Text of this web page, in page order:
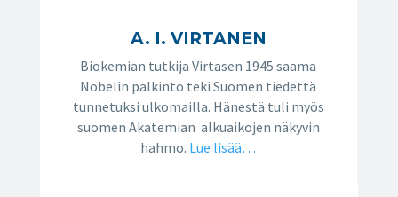
A. I. VIRTANEN
Biokemian tutkija Virtasen 1945 saama
Nobelin palkinto teki Suomen tiedettä
tunnetuksi ulkomailla. Hänestä tuli myös
suomen Akatemian alkuaikojen näkyvin
hahmo. Lue lisää…